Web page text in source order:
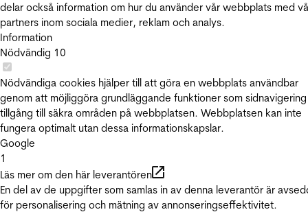
delar också information om hur du använder vår webbplats med
partners inom sociala medier, reklam och analys.
Information
Nödvändig 10
Nödvändiga cookies hjälper till att göra en webbplats användbar
genom att möjliggöra grundläggande funktioner som
tillgång till säkra områden på webbplatsen. Webbplatsen kan inte
fungera optimalt utan dessa informationskapslar.
Google
1
Läs mer om den här leverantören
En del av de uppgifter som samlas in av denna leverantör är
för personalisering och mätning av annonseringseffektivitet.